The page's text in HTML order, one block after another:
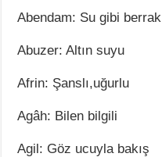
Abendam: Su gibi berrak
Abuzer: Altın suyu
Afrin: Şanslı,uğurlu
Agâh: Bilen bilgili
Agil: Göz ucuyla bakış